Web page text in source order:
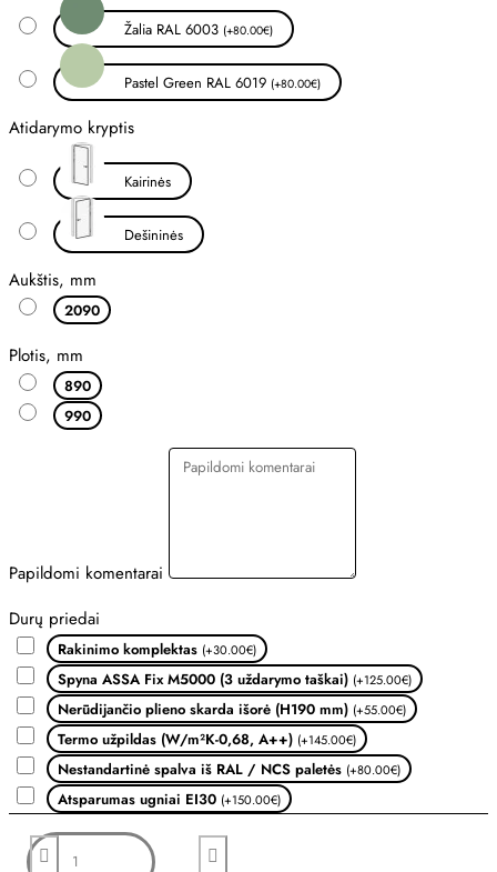
Žalia RAL 6003 (+80.00€)
Pastel Green RAL 6019 (+80.00€)
Atidarymo kryptis
Kairinės
Dešininės
Aukštis, mm
2090
Plotis, mm
890
990
Papildomi komentarai
Durų priedai
Rakinimo komplektas (+30.00€)
Spyna ASSA Fix M5000 (3 uždarymo taškai) (+125.00€)
Nerūdijančio plieno skarda išorė (H190 mm) (+55.00€)
Termo užpildas (W/m²K-0,68, A++) (+145.00€)
Nestandartinė spalva iš RAL / NCS paletės (+80.00€)
Atsparumas ugniai EI30 (+150.00€)